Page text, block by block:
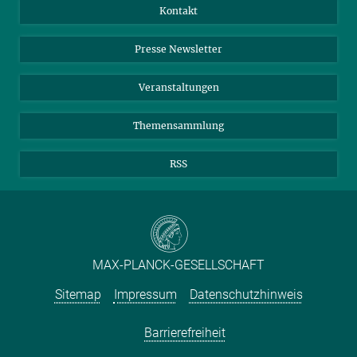
Auch bei Umorganisationen im Gehirn bleibt das Verhältnis von
Hemmung und Erregung gleich
Meldestelle Fehlverhalten
YouTube
Kontakt
Presse Newsletter
Veranstaltungen
Themensammlung
RSS
MAX-PLANCK-GESELLSCHAFT
Sitemap
Impressum Datenschutzhinweis
Barrierefreiheit